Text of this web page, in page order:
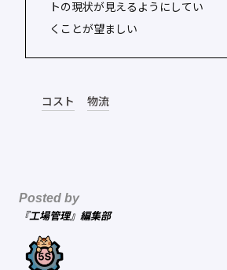
トの現状が見えるようにしてい
くことが望ましい
コスト 物流
Posted by
『工場管理』編集部